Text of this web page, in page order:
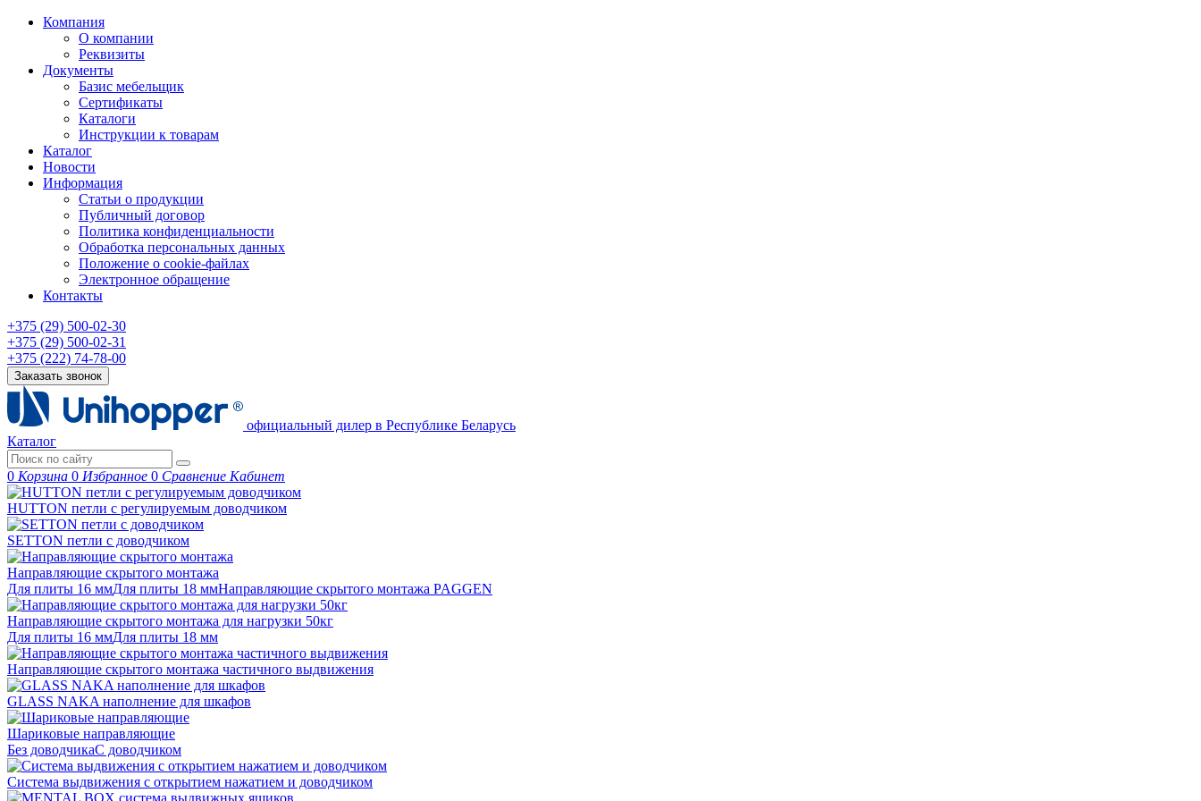
Компания
О компании
Реквизиты
Документы
Базис мебельщик
Сертификаты
Каталоги
Инструкции к товарам
Каталог
Новости
Информация
Статьи о продукции
Публичный договор
Политика конфиденциальности
Обработка персональных данных
Положение о cookie-файлах
Электронное обращение
Контакты
+375 (29) 500-02-30
+375 (29) 500-02-31
+375 (222) 74-78-00
Заказать звонок
официальный дилер в Республике Беларусь
Каталог
0 Корзина 0 Избранное 0 Сравнение Кабинет
HUTTON петли с регулируемым доводчиком
SETTON петли с доводчиком
Направляющие скрытого монтажа
Для плиты 16 ммДля плиты 18 ммНаправляющие скрытого монтажа PAGGEN
Направляющие скрытого монтажа для нагрузки 50кг
Для плиты 16 ммДля плиты 18 мм
Направляющие скрытого монтажа частичного выдвижения
GLASS NAKA наполнение для шкафов
Шариковые направляющие
Без доводчикаС доводчиком
Система выдвижения с открытием нажатием и доводчиком